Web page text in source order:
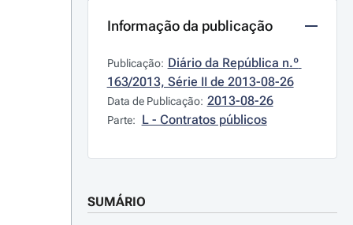
Informação da publicação
Publicação: Diário da República n.º
163/2013, Série II de 2013-08-26
Data de Publicação: 2013-08-26
Parte: L - Contratos públicos
SUMÁRIO